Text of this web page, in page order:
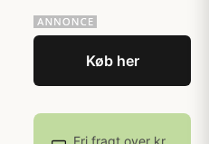
Køb her
Fri fragt over kr.